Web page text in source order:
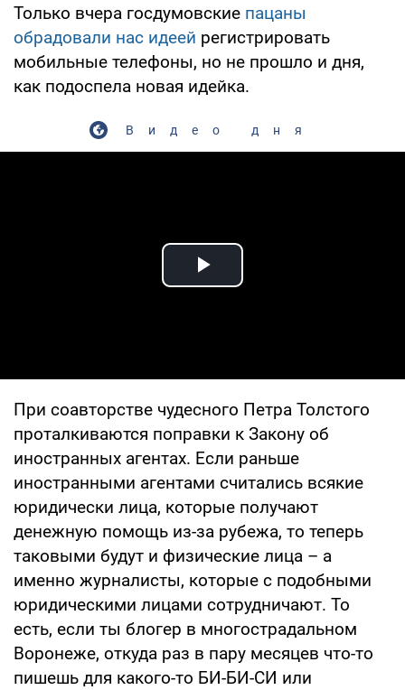
Только вчера госдумовские пацаны
обрадовали нас идеей регистрировать
мобильные телефоны, но не прошло и дня,
как подоспела новая идейка.
Видео дня
Play Video
При соавторстве чудесного Петра Толстого
проталкиваются поправки к Закону об
иностранных агентах. Если раньше
иностранными агентами считались всякие
юридически лица, которые получают
денежную помощь из-за рубежа, то теперь
таковыми будут и физические лица – а
именно журналисты, которые с подобными
юридическими лицами сотрудничают. То
есть, если ты блогер в многострадальном
Воронеже, откуда раз в пару месяцев что-то
пишешь для какого-то БИ-БИ-СИ или